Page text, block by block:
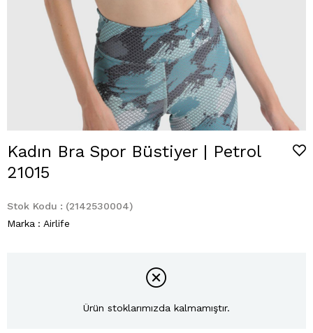
Kadın Bra Spor Büstiyer | Petrol
21015
Stok Kodu
(2142530004)
Marka : Airlife
Ürün stoklarımızda kalmamıştır.